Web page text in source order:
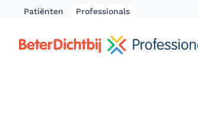
Patiënten Professionals